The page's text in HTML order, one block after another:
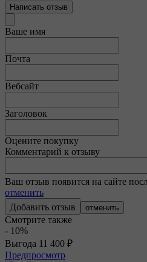
Написать отзыв
Ваше имя
Почта
Вебсайт
Заголовок
Оцените покупку
Комментарий к отзыву
Ваш отзыв появится на сайте
отменить
отменить
Смотрите также
- 10%
Выгода 11 400 ₽
Предпросмотр